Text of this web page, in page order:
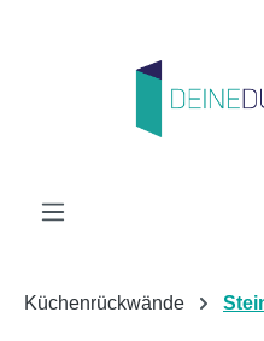
Küchenrückwände